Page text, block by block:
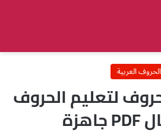
العربية
لتعليم الحروف
العربية للأطفال PDF جاهزة